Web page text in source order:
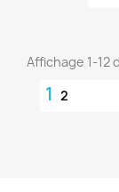
Affichage 1-12
1 2